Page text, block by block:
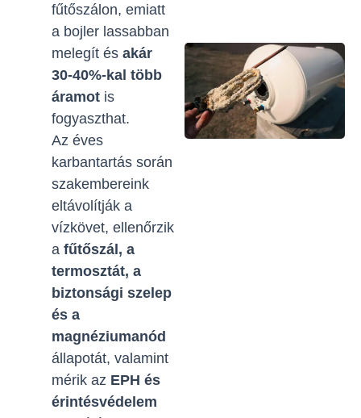
fűtőszálon, emiatt
a bojler lassabban
melegít és akár
30-40%-kal több
áramot is
fogyaszthat.
Az éves
karbantartás során
szakembereink
eltávolítják a
vízkövet, ellenőrzik
a fűtőszál, a
termosztát, a
biztonsági szelep
és a
magnéziumanód
állapotát, valamint
mérik az EPH és
érintésvédelem